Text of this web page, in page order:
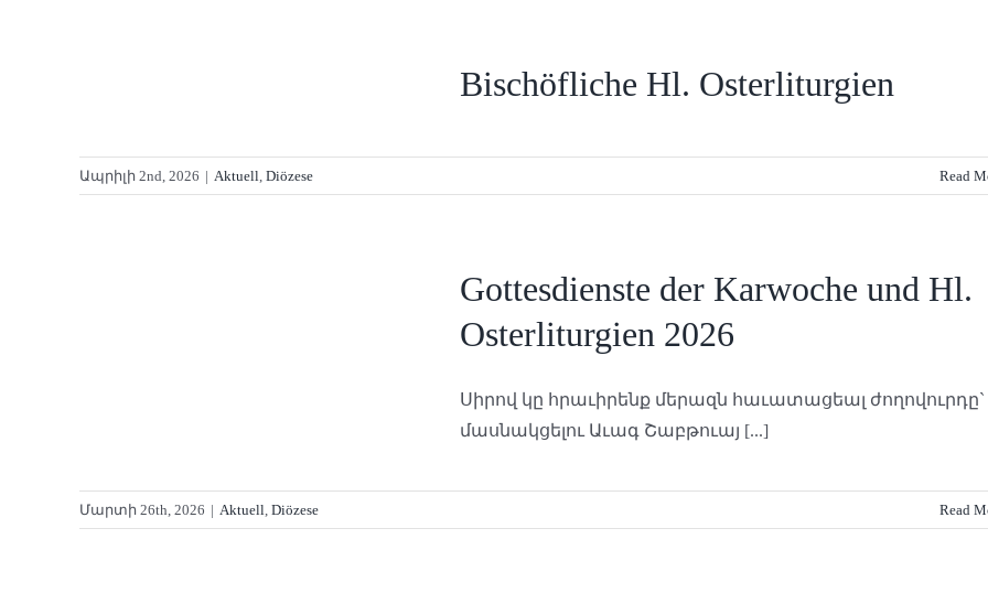
Bischöfliche Hl. Osterliturgien
Ապրիլի 2nd, 2026 | Aktuell, Diözese Read
Gottesdienste der Karwoche und Hl.
Osterliturgien 2026
Սիրով կը հրաւիրենք մերազն հաւատացեալ ժողովուրդը`
մասնակցելու Աւագ Շաբթուայ [...]
Մարտի 26th, 2026 | Aktuell, Diözese Read